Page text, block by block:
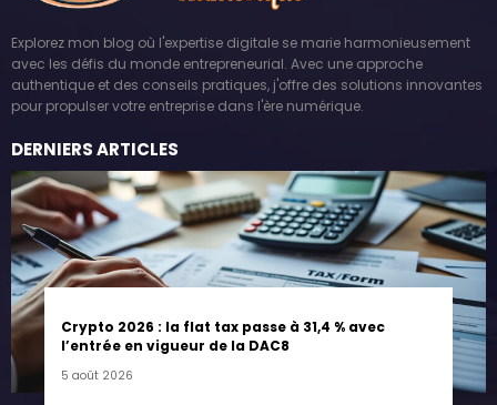
Explorez mon blog où l'expertise digitale se marie harmonieusement
avec les défis du monde entrepreneurial. Avec une approche
authentique et des conseils pratiques, j'offre des solutions innovantes
pour propulser votre entreprise dans l'ère numérique.
DERNIERS ARTICLES
Crypto 2026 : la flat tax passe à 31,4 % avec
l’entrée en vigueur de la DAC8
5 août 2026